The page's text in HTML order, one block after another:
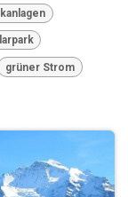
grüner Strom